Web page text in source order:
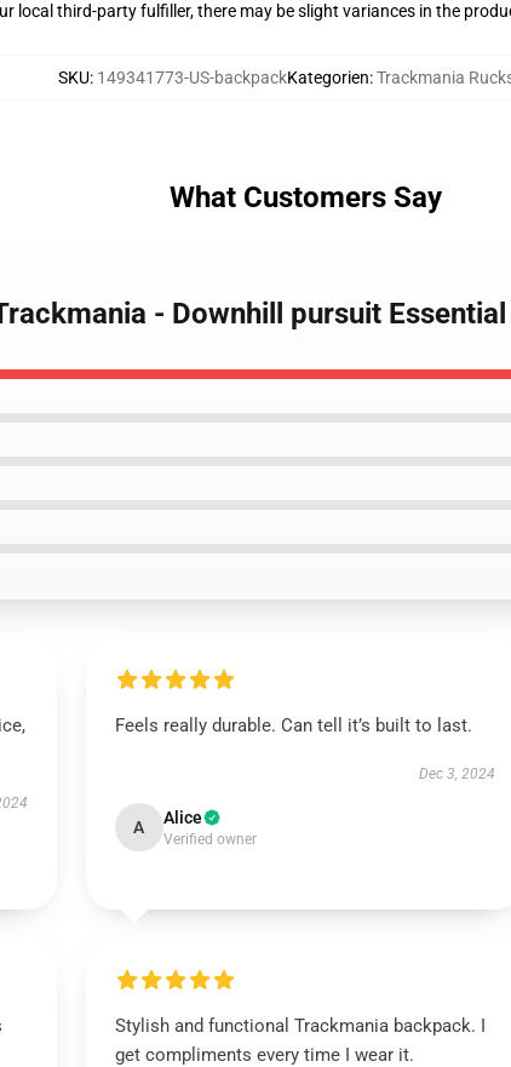
local third-party fulfiller, there may be slight variances in the
SKU: 149341773-US-backpackKategorien:Trackmania
What Customers Say
- Downhill pursuit
Feels really durable. Can tell it’s built to last.
Dec 3, 2024
A Alice
Verified owner
Stylish and functional Trackmania backpack. I
get compliments every time I wear it.